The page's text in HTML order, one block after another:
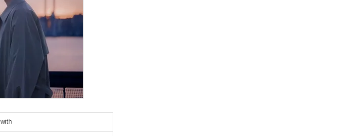
with